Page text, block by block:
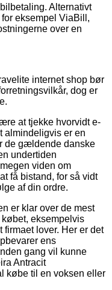
Alternativt
eksempel ViaBill,
over en
internet shop bør
dog er
at tjekke hvorvidt e-
almindeligvis er en
de gældende danske
undertiden
viden om
få bistand, for så vidt
af din ordre.
er klar over de mest
eksempelvis
firmaet lover. Her er det
ens
gang vil kunne
Antracit
købe til en voksen eller